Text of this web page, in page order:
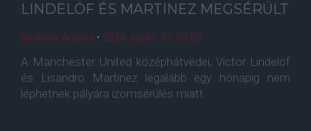
LINDELÖF ÉS MARTINEZ MEGSÉRÜLT
Bederna András • 2024. április. 03. 08:00
A Manchester United középhátvédei, Victor Lindelöf
és Lisandro Martinez legalább egy hónapig nem
léphetnek pályára izomsérülés miatt.